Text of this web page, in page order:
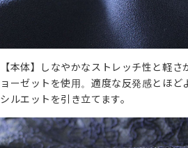
【本体】しなやかなストレッチ性と軽
ョーゼットを使用。適度な反発感とほど
シルエットを引き立てます。